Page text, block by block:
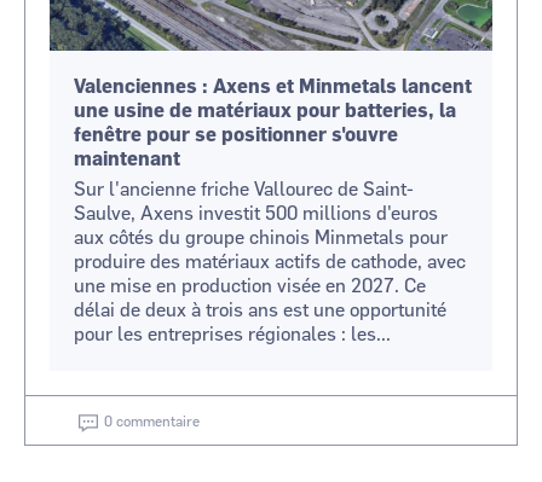
Valenciennes : Axens et Minmetals lancent
une usine de matériaux pour batteries, la
fenêtre pour se positionner s'ouvre
maintenant
Sur l'ancienne friche Vallourec de Saint-
Saulve, Axens investit 500 millions d'euros
aux côtés du groupe chinois Minmetals pour
produire des matériaux actifs de cathode, avec
une mise en production visée en 2027. Ce
délai de deux à trois ans est une opportunité
pour les entreprises régionales : les...
0 commentaire